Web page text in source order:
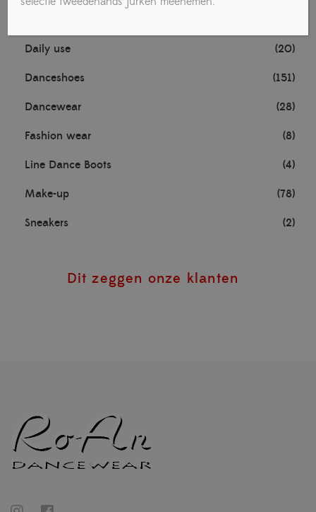
Daily use (20)
Danceshoes (151)
Dancewear (28)
Fashion wear (8)
Line Dance Boots (4)
Make-up (78)
Sneakers (2)
Dit zeggen onze klanten